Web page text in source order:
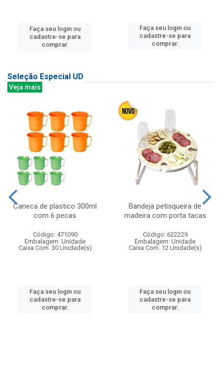
Faça seu login ou
cadastre-se para
comprar.
Faça seu login ou
cadastre-se para
comprar.
Seleção Especial UD
Veja mais
Caneca de plastico 300ml
com 6 pecas
Código: 471090
Embalagem: Unidade
Caixa Com: 30 Unidade(s)
Faça seu login ou
cadastre-se para
comprar.
Bandeja petisqueira de
madeira com porta tacas
Código: 622229
Embalagem: Unidade
Caixa Com: 12 Unidade(s)
Faça seu login ou
cadastre-se para
comprar.